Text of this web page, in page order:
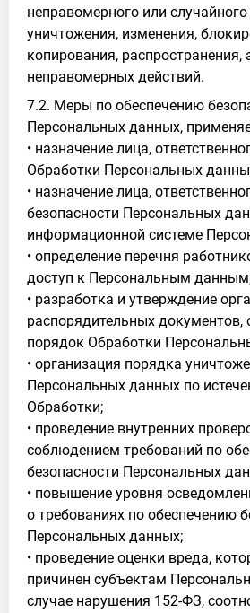
неправомерного или
уничтожения, изменения,
копирования, распространения,
неправомерных действий.
7.2. Меры по обеспечению
Персональных данных,
• назначение лица,
Обработки Персональных
• назначение лица,
безопасности Персональных
информационной системе
• определение перечня
доступ к Персональным
• разработка и утверждение
распорядительных
порядок Обработки
• организация порядка
Персональных данных по
Обработки;
• проведение внутренних
соблюдением требований по
безопасности Персональных
• повышение уровня
о требованиях по обеспечению
Персональных данных;
• проведение оценки вреда,
причинен субъектам
случае нарушения 152-ФЗ,